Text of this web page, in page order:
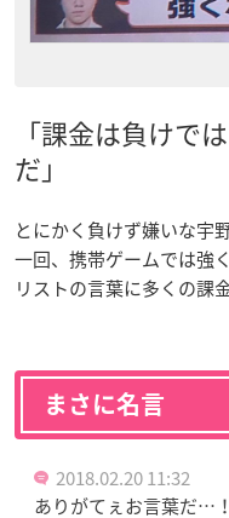
「課金は負けで
だ」
とにかく負けず嫌いな宇
一回、携帯ゲームでは強
リストの言葉に多くの課
まさに名言
2018.02.20 11:32
ありがてぇお言葉だ…